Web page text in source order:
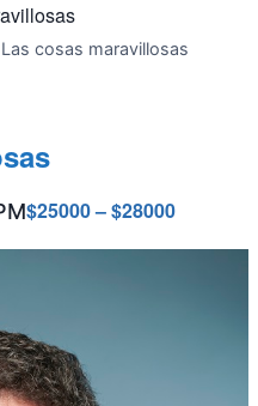
Las cosas maravillosas
$25000 – $28000